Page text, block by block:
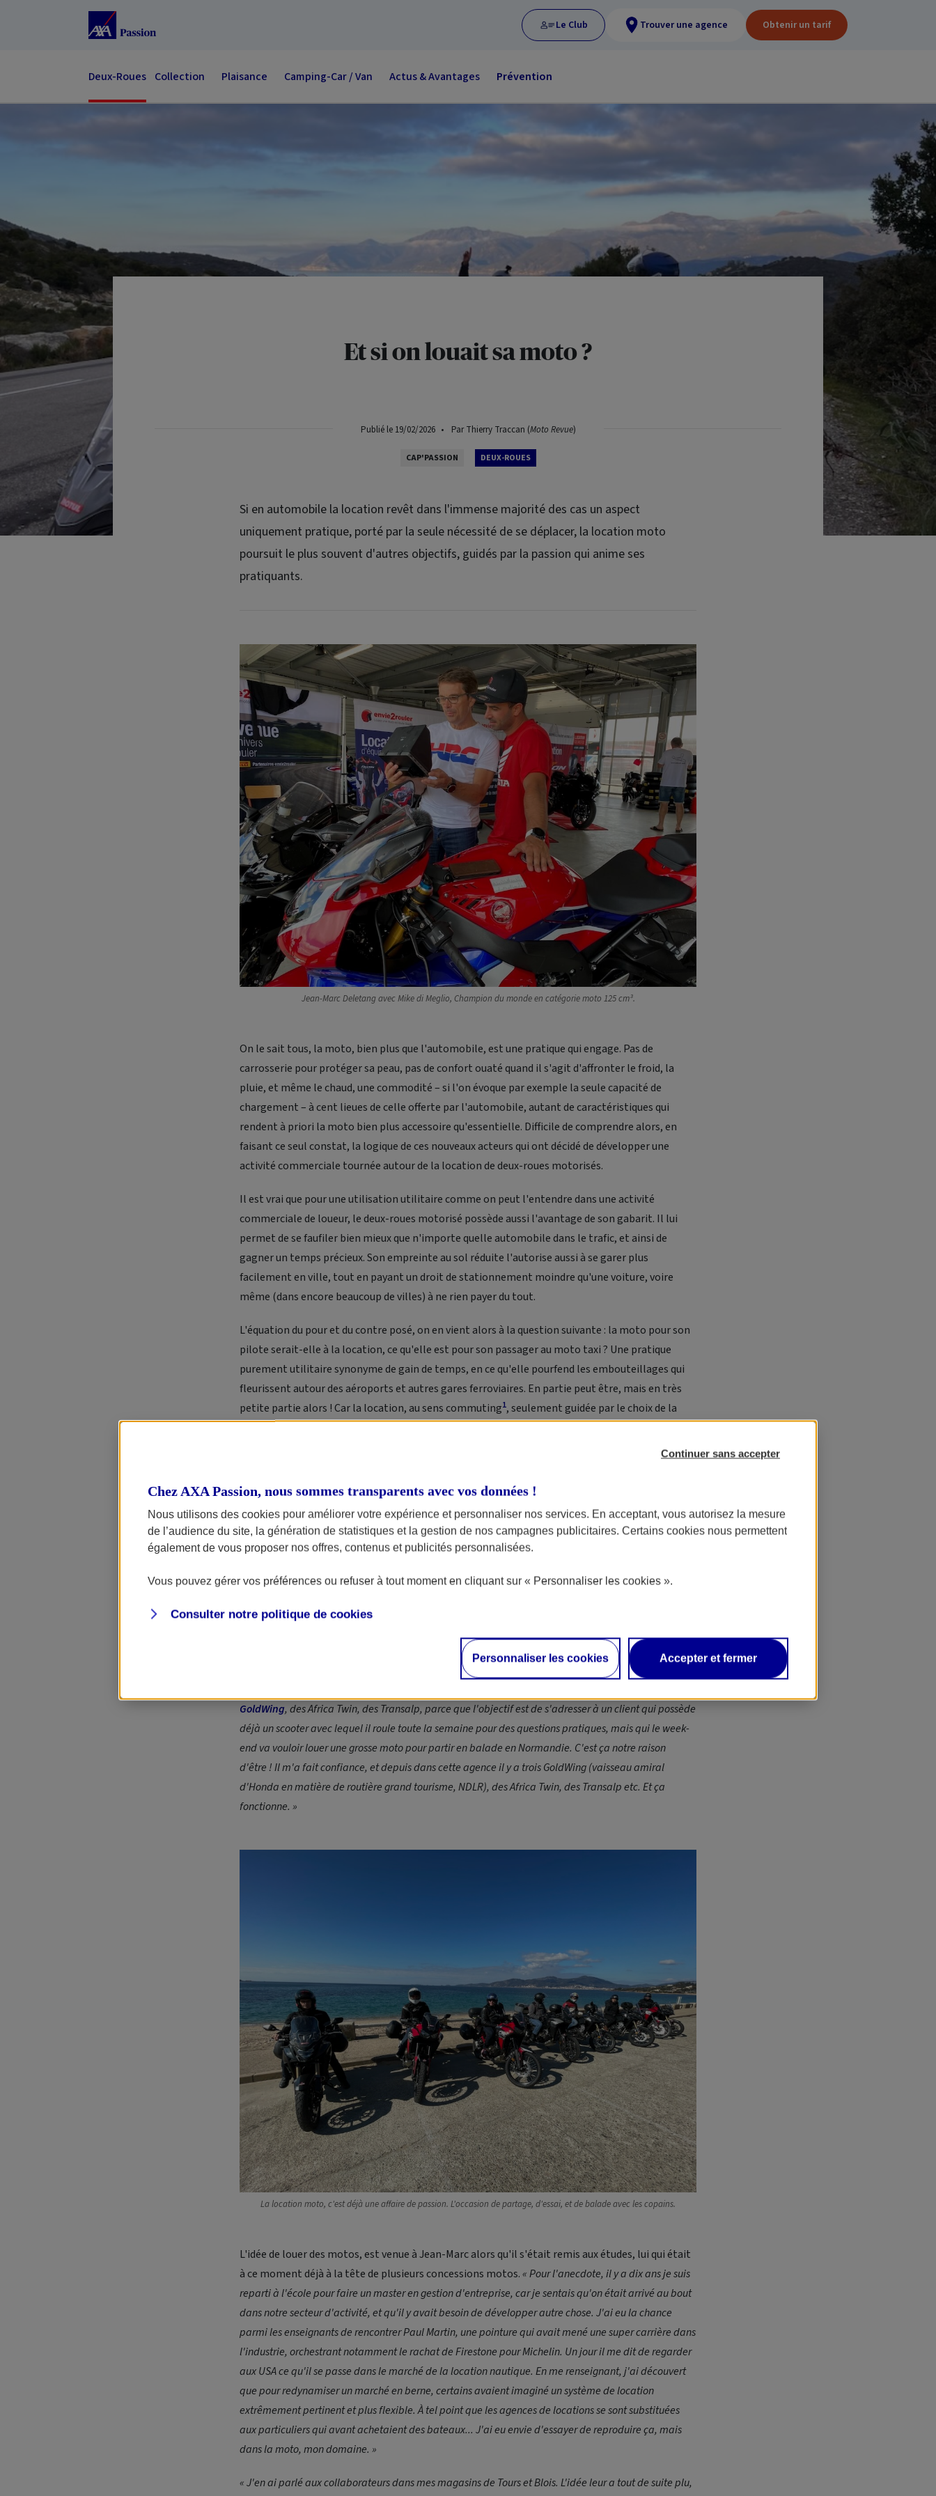
Continuer sans accepter
Chez AXA Passion, nous sommes transparents avec vos données !
Nous utilisons des cookies pour améliorer votre expérience et personnaliser nos services. En acceptant, vous autorisez la mesure
de l’audience du site, la génération de statistiques et la gestion de nos campagnes publicitaires. Certains cookies nous permettent
également de vous proposer nos offres, contenus et publicités personnalisées.
Vous pouvez gérer vos préférences ou refuser à tout moment en cliquant sur « Personnaliser les cookies ».
Consulter notre politique de cookies
Personnaliser les cookies Accepter et fermer
Accéder au Contenu
Le Club Trouver une agence Obtenir un tarif
Deux-Roues Collection Plaisance Camping-Car / Van Actus & Avantages Prévention
Et si on louait sa moto ?
Publié le 19/02/2026 • Par Thierry Traccan (Moto Revue)
CAP'PASSION DEUX-ROUES
Si en automobile la location revêt dans l'immense majorité des cas un aspect
uniquement pratique, porté par la seule nécessité de se déplacer, la location moto
poursuit le plus souvent d'autres objectifs, guidés par la passion qui anime ses
pratiquants.
Jean-Marc Deletang avec Mike di Meglio, Champion du monde en catégorie moto 125 cm³.
On le sait tous, la moto, bien plus que l'automobile, est une pratique qui engage. Pas de
carrosserie pour protéger sa peau, pas de confort ouaté quand il s'agit d'affronter le froid, la
pluie, et même le chaud, une commodité – si l'on évoque par exemple la seule capacité de
chargement – à cent lieues de celle offerte par l'automobile, autant de caractéristiques qui
rendent à priori la moto bien plus accessoire qu'essentielle. Difficile de comprendre alors, en
faisant ce seul constat, la logique de ces nouveaux acteurs qui ont décidé de développer une
activité commerciale tournée autour de la location de deux-roues motorisés.
Il est vrai que pour une utilisation utilitaire comme on peut l'entendre dans une activité
commerciale de loueur, le deux-roues motorisé possède aussi l'avantage de son gabarit. Il lui
permet de se faufiler bien mieux que n'importe quelle automobile dans le trafic, et ainsi de
gagner un temps précieux. Son empreinte au sol réduite l'autorise aussi à se garer plus
facilement en ville, tout en payant un droit de stationnement moindre qu'une voiture, voire
même (dans encore beaucoup de villes) à ne rien payer du tout.
L'équation du pour et du contre posé, on en vient alors à la question suivante : la moto pour son
pilote serait-elle à la location, ce qu'elle est pour son passager au moto taxi ? Une pratique
purement utilitaire synonyme de gain de temps, en ce qu'elle pourfend les embouteillages qui
fleurissent autour des aéroports et autres gares ferroviaires. En partie peut être, mais en très
petite partie alors ! Car la location, au senscommuting1, seulement guidée par le choix de la
Pourquoi ? Par la limite offerte par les capacités de chargement déjà, par le confort somme
encore. Et puis surtout, parce que les loueurs moto gardent à l'esprit une chose : c'est que pour
l'immense majorité des utilisateurs de deux-roues motorisés, la moto même en location
s'envisage déjà et avant tout par passion.
Ce n'est pas tant un moyen de locomotion que l'on vient chercher, bien plus un outil d'évasion.
Comme en témoigne Jean-Marc Deletang, fondateur de la société envie2rouler :
entreprise ne traite pas de la mobilité ou de la mise à disposition d'un véhicule pour aller d'un point A
de la moto, de s'offrir une escapade avec parfois leur moto rêvée. On leur permet ça. À Paris, par
exemple dans notre agence avenue de la Grande Armée, le concessionnaire
Hondaavec lequel on
GoldWing, desAfrica Twin, des Transalp, parce que l'objectif est de s'adresser à un client qui possède
déjà un scooter avec lequel il roule toute la semaine pour des questions pratiques, mais qui le week-
end va vouloir louer une grosse moto pour partir en balade en Normandie. C'est ça notre raison
d'être ! Il m'a fait confiance, et depuis dans cette agence il y a troisGoldWing(vaisseau amiral
d'Honda en matière de routière grand tourisme,NDLR), desAfrica Twin, des Transalp etc. Et ça
fonctionne. »
La location moto, c'est déjà une affaire de passion. L'occasion de partage, d'essai, et de balade avec les copains.
L'idée de louer des motos, est venue à Jean-Marc alors qu'il s'était remis aux études, lui qui était
à ce moment déjà à la tête de plusieurs concessions motos.« Pour l'anecdote, il y a dix ans je suis
reparti à l'école pour faire un master en gestion d'entreprise, car je sentais qu'on était arrivé au bout
dans notre secteur d'activité, et qu'il y avait besoin de développer autre chose. J'ai eu la chance
parmi les enseignants de rencontrer Paul Martin, une pointure qui avait mené une super carrière dans
l'industrie, orchestrant notamment le rachat de Firestone pour Michelin. Un jour il me dit de regarder
aux USA ce qu'il se passe dans le marché de la location nautique. En me renseignant, j'ai découvert
que pour redynamiser un marché en berne, certains avaient imaginé un système de location
extrêmement pertinent et plus flexible. À tel point que les agences de locations se sont substituées
aux particuliers qui avant achetaient des bateaux... J'ai eu envie d'essayer de reproduire ça, mais
dans la moto, mon domaine. »
« J'en ai parlé aux collaborateurs dans mes magasins de Tours et Blois. L'idée leur a tout de suite plu,